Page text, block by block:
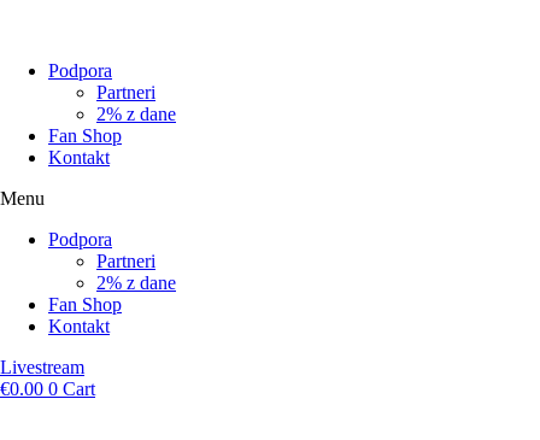
Podpora
Partneri
2% z dane
Fan Shop
Kontakt
Menu
Podpora
Partneri
2% z dane
Fan Shop
Kontakt
Livestream
€0.00 0 Cart